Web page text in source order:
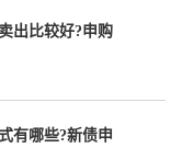
出比较好?申购
有哪些?新债申